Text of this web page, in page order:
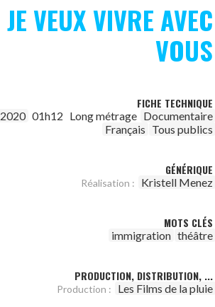
JE VEUX VIVRE AVEC
VOUS
FICHE TECHNIQUE
2020 01h12 Long métrage Documentaire
Français Tous publics
GÉNÉRIQUE
Réalisation : Kristell Menez
MOTS CLÉS
immigration théâtre
PRODUCTION, DISTRIBUTION, ...
Production : Les Films de la pluie